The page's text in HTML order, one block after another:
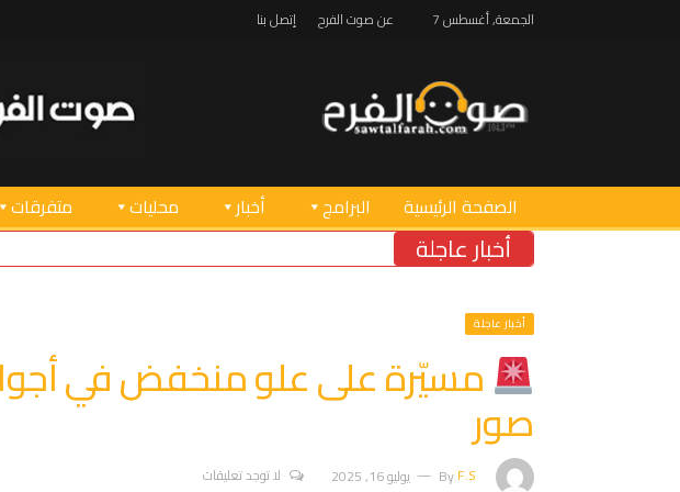
الجمعة, أغسطس 7 عن صوت الفرح إتصل بنا
الصفحة الرئيسية البرامج أخبار محليات متفرقات
أخبار عاجلة
أخبار عاجلة
مسيّرة على علو منخفض في
صور
ByF.S يوليو 16, 2025 لا توجد تعليقات